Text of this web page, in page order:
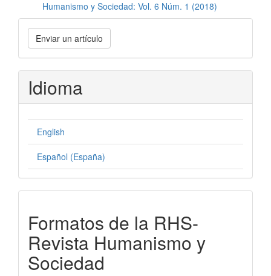
Humanismo y Sociedad: Vol. 6 Núm. 1 (2018)
Enviar
un
artículo
Enviar un artículo
Idioma
English
Español (España)
rhs
Formatos de la RHS-
Revista Humanismo y
Sociedad